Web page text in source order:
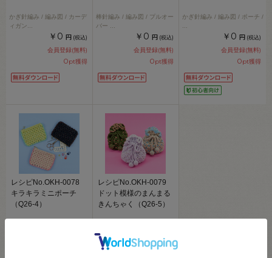
かぎ針編み / 編み図 / カーデ
ィガン
￥0 円 (税込)
会員登録(無料)
0pt獲得
棒針編み / 編み図 / プルオー
バー
￥0 円 (税込)
会員登録(無料)
0pt獲得
かぎ針編み / 編み図 / ポーチ /
￥0 円 (税込)
会員登録(無料)
0pt獲得
レシピNo.OKH-0078
キラキラミニポーチ
（Q26-4）
レシピNo.OKH-0079
ドット模様のまんまる
きんちゃく（Q26-5）
かぎ針編み / 編み図 / ポーチ /